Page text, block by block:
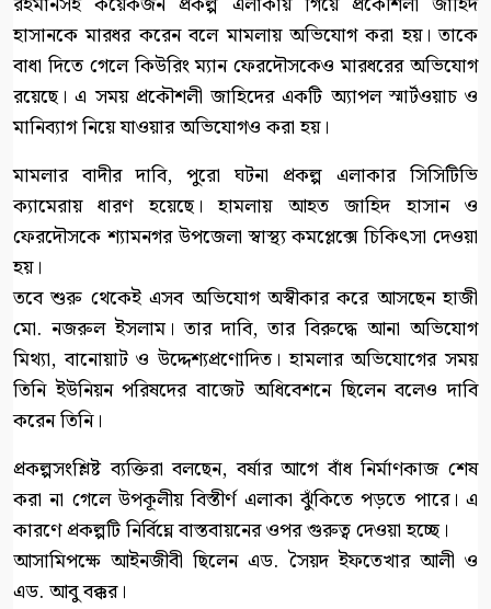
হাসানকে মারধর করেন বলে মামলায় অভিযোগ করা হয়। তাকে
বাধা দিতে গেলে কিউরিং ম্যান ফেরদৌসকেও মারধরের অভিযোগ
রয়েছে। এ সময় প্রকৌশলী জাহিদের একটি অ্যাপল স্মার্টওয়াচ ও
মানিব্যাগ নিয়ে যাওয়ার অভিযোগও করা হয়।
মামলার বাদীর দাবি, পুরো ঘটনা প্রকল্প এলাকার সিসিটিভি
ক্যামেরায় ধারণ হয়েছে। হামলায় আহত জাহিদ হাসান ও
ফেরদৌসকে শ্যামনগর উপজেলা স্বাস্থ্য কমপ্লেক্সে চিকিৎসা দেওয়া
হয়।
তবে শুরু থেকেই এসব অভিযোগ অস্বীকার করে আসছেন হাজী
মো. নজরুল ইসলাম। তার দাবি, তার বিরুদ্ধে আনা অভিযোগ
মিথ্যা, বানোয়াট ও উদ্দেশ্যপ্রণোদিত। হামলার অভিযোগের সময়
তিনি ইউনিয়ন পরিষদের বাজেট অধিবেশনে ছিলেন বলেও দাবি
করেন তিনি।
প্রকল্পসংশ্লিষ্ট ব্যক্তিরা বলছেন, বর্ষার আগে বাঁধ নির্মাণকাজ শেষ
করা না গেলে উপকূলীয় বিস্তীর্ণ এলাকা ঝুঁকিতে পড়তে পারে। এ
কারণে প্রকল্পটি নির্বিঘ্নে বাস্তবায়নের ওপর গুরুত্ব দেওয়া হচ্ছে।
আসামিপক্ষে আইনজীবী ছিলেন এড. সৈয়দ ইফতেখার আলী ও
এড. আবু বক্কর।